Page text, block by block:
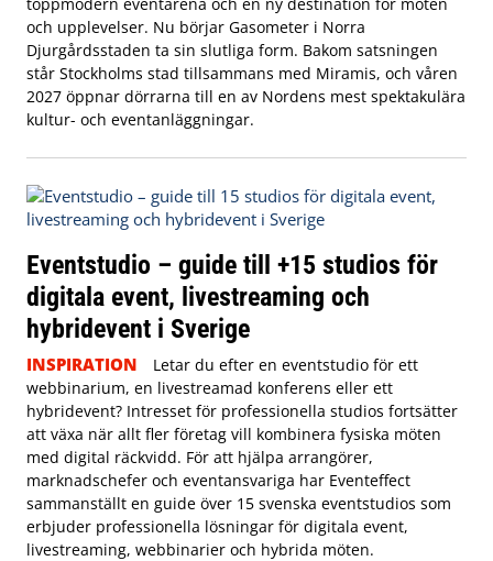
och upplevelser. Nu börjar Gasometer i Norra
Djurgårdsstaden ta sin slutliga form. Bakom satsningen
står Stockholms stad tillsammans med Miramis, och våren
2027 öppnar dörrarna till en av Nordens mest spektakulära
kultur- och eventanläggningar.
Eventstudio – guide till +15 studios för
digitala event, livestreaming och
hybridevent i Sverige
INSPIRATION
Letar du efter en eventstudio för ett
webbinarium, en livestreamad konferens eller ett
hybridevent? Intresset för professionella studios fortsätter
att växa när allt fler företag vill kombinera fysiska möten
med digital räckvidd. För att hjälpa arrangörer,
marknadschefer och eventansvariga har Eventeffect
sammanställt en guide över 15 svenska eventstudios som
erbjuder professionella lösningar för digitala event,
livestreaming, webbinarier och hybrida möten.